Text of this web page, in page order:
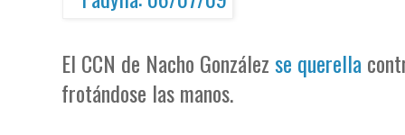
El CCN de Nacho Gonzálezse querella
frotándose las manos.